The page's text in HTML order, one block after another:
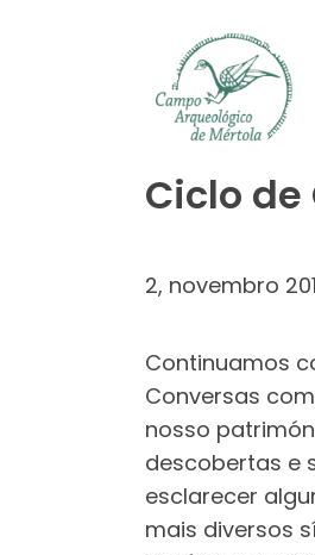
Ciclo
2, novembro
Continuamos
Conversas
nosso
descobertas e
esclarecer
mais diversos